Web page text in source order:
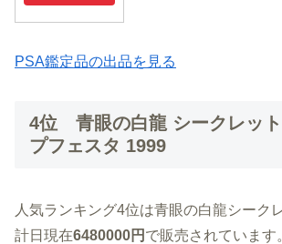
PSA鑑定品の出品を見る
4位 青眼の白龍 シークレッ
プフェスタ 1999
人気ランキング4位は青眼の白龍シーク
計日現在6480000円 で販売されています